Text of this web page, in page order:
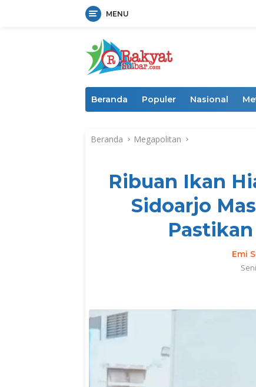
MENU
Beranda Populer Nasional
Beranda Megapolitan
Ribuan Ikan
Sidoarjo
Emi